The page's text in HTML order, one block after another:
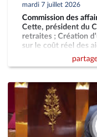
mardi 7 juillet 2026
Commission des
Cette, président du
retraites ; Création
sur le coût réel des
désincitation au